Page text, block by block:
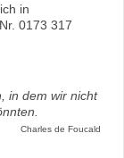
in
0173 317
in dem wir nicht
Charles de Foucald